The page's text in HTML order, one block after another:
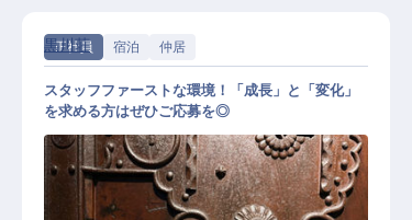
正社員 宿泊 仲居
黒川荘
スタッフファーストな環境！「成長」と「変化」
を求める方はぜひご応募を◎